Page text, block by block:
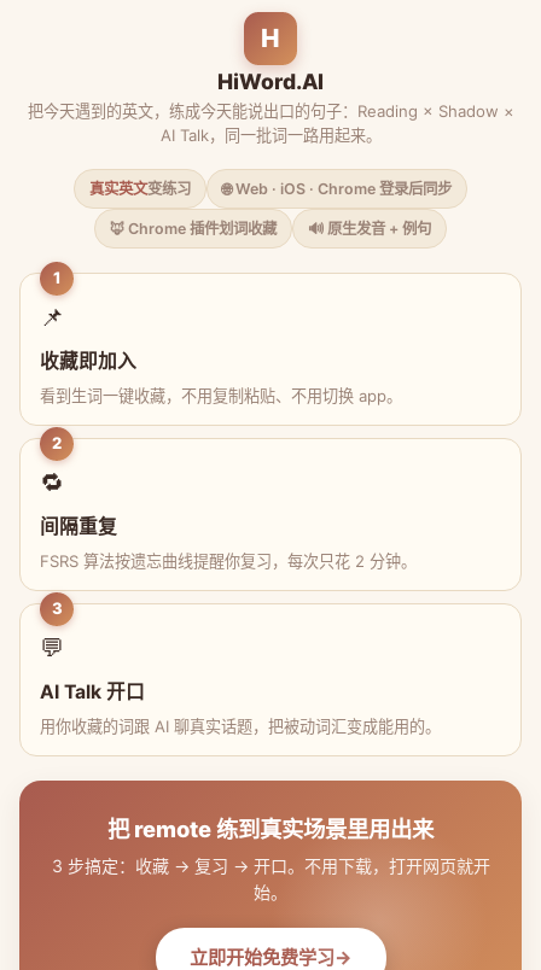
H
HiWord.AI
把今天遇到的英文，练成今天能说出口的句子：Reading × Shadow ×
AI Talk，同一批词一路用起来。
真实英文变练习 🌐 Web · iOS · Chrome 登录后同步
🦊 Chrome 插件划词收藏 🔊 原生发音 + 例句
1
📌
收藏即加入
看到生词一键收藏，不用复制粘贴、不用切换 app。
2
🔁
间隔重复
FSRS 算法按遗忘曲线提醒你复习，每次只花 2 分钟。
3
💬
AI Talk 开口
用你收藏的词跟 AI 聊真实话题，把被动词汇变成能用的。
把 remote 练到真实场景里用出来
3 步搞定：收藏 → 复习 → 开口。不用下载，打开网页就开
始。
立即开始免费学习